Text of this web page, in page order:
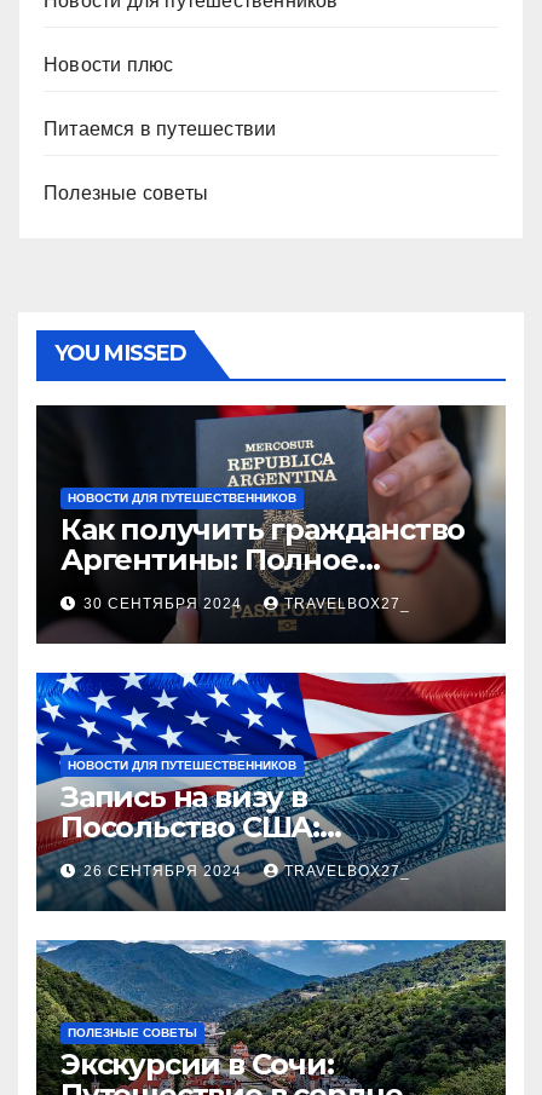
Новости плюс
Питаемся в путешествии
Полезные советы
YOU MISSED
НОВОСТИ ДЛЯ ПУТЕШЕСТВЕННИКОВ
Как получить гражданство
Аргентины: Полное
руководство
30 СЕНТЯБРЯ 2024 TRAVELBOX27_
НОВОСТИ ДЛЯ ПУТЕШЕСТВЕННИКОВ
Запись на визу в
Посольство США:
Пошаговое руководство
26 СЕНТЯБРЯ 2024 TRAVELBOX27_
ПОЛЕЗНЫЕ СОВЕТЫ
Экскурсии в Сочи: